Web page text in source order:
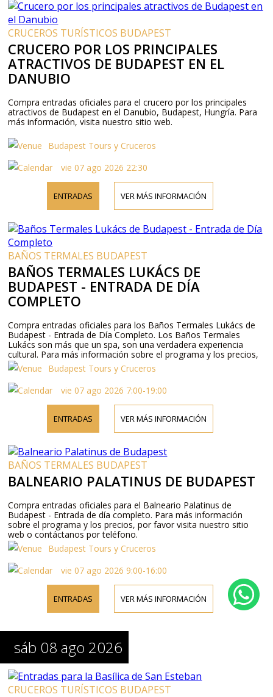
CRUCEROS TURÍSTICOS BUDAPEST
CRUCERO POR LOS PRINCIPALES
ATRACTIVOS DE BUDAPEST EN EL
DANUBIO
Compra entradas oficiales para el crucero por los principales
atractivos de Budapest en el Danubio, Budapest, Hungría. Para
más información, visita nuestro sitio web.
Budapest Tours y Cruceros
vie 07 ago 2026 22:30
ENTRADAS VER MÁS INFORMACIÓN
BAÑOS TERMALES BUDAPEST
BAÑOS TERMALES LUKÁCS DE
BUDAPEST - ENTRADA DE DÍA
COMPLETO
Compra entradas oficiales para los Baños Termales Lukács de
Budapest - Entrada de Día Completo. Los Baños Termales
Lukács son más que un spa, son una verdadera experiencia
cultural. Para más información sobre el programa y los precios,
por favor visite nuestro sitio web o contáctenos por teléfono.
Budapest Tours y Cruceros
vie 07 ago 2026 7:00-19:00
ENTRADAS VER MÁS INFORMACIÓN
BAÑOS TERMALES BUDAPEST
BALNEARIO PALATINUS DE BUDAPEST
Compra entradas oficiales para el Balneario Palatinus de
Budapest - Entrada de día completo. Para más información
sobre el programa y los precios, por favor visita nuestro sitio
web o contáctanos por teléfono.
Budapest Tours y Cruceros
vie 07 ago 2026 9:00-16:00
ENTRADAS VER MÁS INFORMACIÓN
sáb 08 ago 2026
CRUCEROS TURÍSTICOS BUDAPEST